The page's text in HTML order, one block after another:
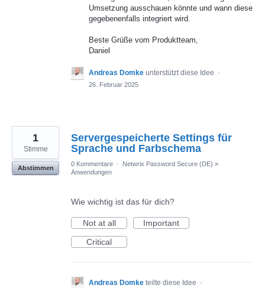
Umsetzung ausschauen könnte und wann diese
gegebenenfalls integriert wird.
Beste Grüße vom Produktteam,
Daniel
Andreas Domke unterstützt diese Idee ·
26. Februar 2025
Servergespeicherte Settings für
Sprache und Farbschema
1
Stimme
Abstimmen
0 Kommentare · Netwrix Password Secure (DE) »
Anwendungen
Wie wichtig ist das für dich?
Not at all
Important
Critical
Andreas Domke teilte diese Idee ·